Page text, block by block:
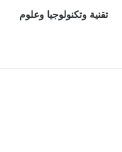
تقنية وتكنولوجيا وعلوم